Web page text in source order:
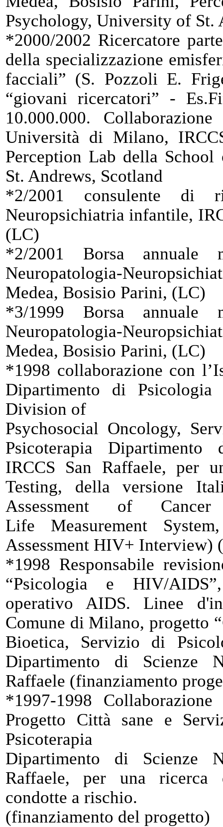
Psychology, University of St.
*2000/2002 Ricercatore
della specializzazione
facciali” (S. Pozzoli E.
“giovani ricercatori” -
10.000.000.
Università di Milano,
Perception Lab della
St. Andrews, Scotland
*2/2001 consulente di
Neuropsichiatria infantile,
(LC)
*2/2001 Borsa annuale
Neuropatologia-
Medea, Bosisio Parini, (LC)
*3/1999 Borsa annuale
Neuropatologia-
Medea, Bosisio Parini, (LC)
*1998 collaborazione con
Dipartimento di
Division of
Psychosocial Oncology,
Psicoterapia Dipartimento
IRCCS San Raffaele, per
Testing, della versione
Assessment of
Life Measurement
Assessment HIV+ Interview)
*1998 Responsabile
“Psicologia e HIV/
operativo AIDS. Linee
Comune di Milano, progetto
Bioetica, Servizio di
Dipartimento di Scienze
Raffaele (finanziamento
*1997-1998
Progetto Città sane e
Psicoterapia
Dipartimento di Scienze
Raffaele, per una ricerca
condotte a rischio.
(finanziamento del progetto)